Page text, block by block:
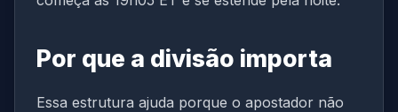
Por que a divisão importa
Essa estrutura ajuda porque o apostador não